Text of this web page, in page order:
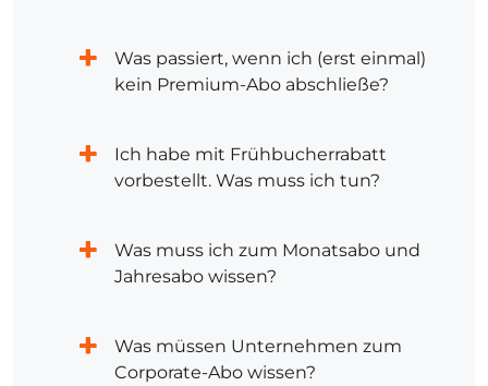
Was passiert, wenn ich (erst einmal)
kein Premium-Abo abschließe?
Ich habe mit Frühbucherrabatt
vorbestellt. Was muss ich tun?
Was muss ich zum Monatsabo und
Jahresabo wissen?
Was müssen Unternehmen zum
Corporate-Abo wissen?